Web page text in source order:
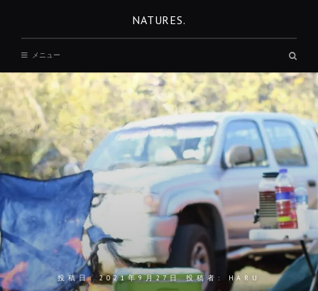
ツ
へ
移
動
NATURES.
メニュー
ボ
ク
ス
投稿日:2021年9月27日投稿者: HARU